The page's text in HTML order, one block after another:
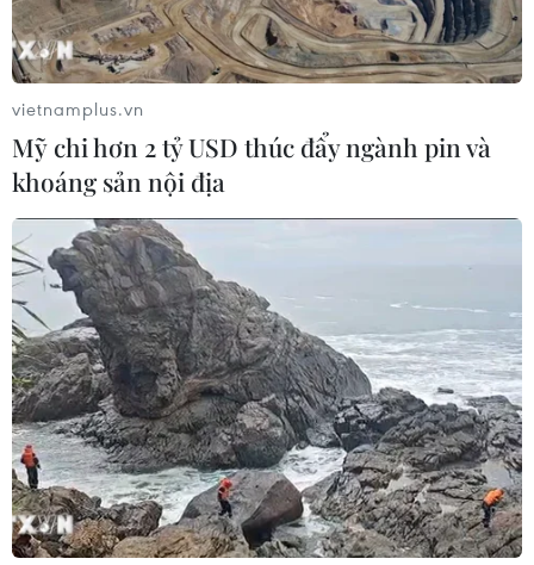
vietnamplus.vn
Mỹ chi hơn 2 tỷ USD thúc đẩy ngành pin và
khoáng sản nội địa